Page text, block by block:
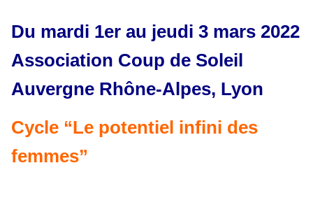
Du mardi 1er au jeudi 3 mars 2022
Association Coup de Soleil
Auvergne Rhône-Alpes, Lyon
Cycle “Le potentiel infini des
femmes”